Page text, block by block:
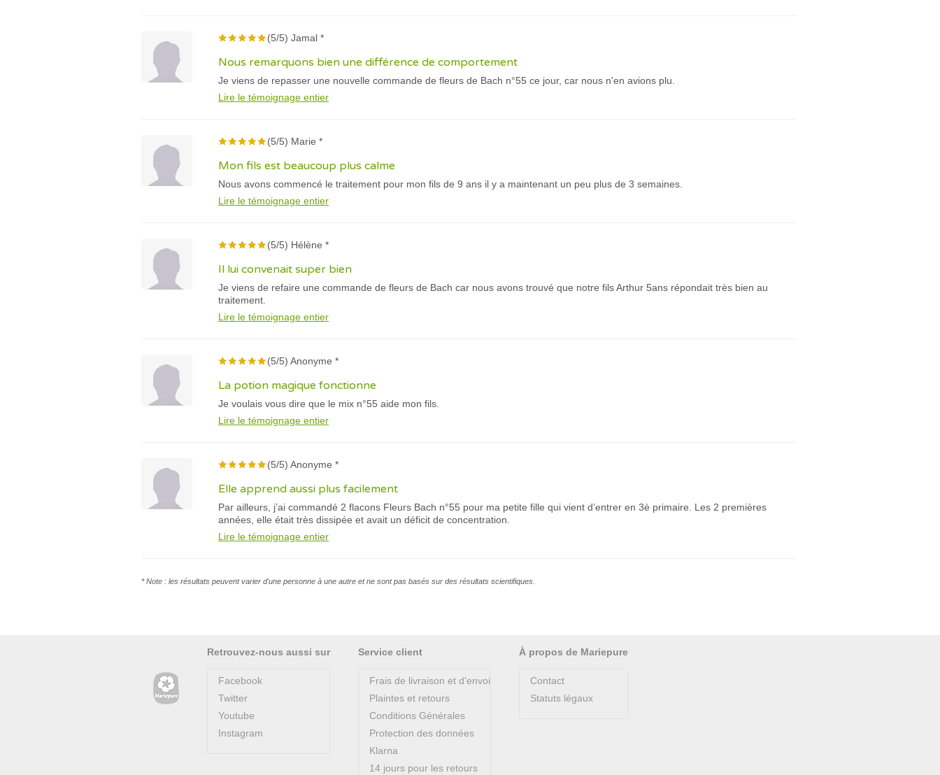
(5/5) Jamal *
Nous remarquons bien une différence de comportement
Je viens de repasser une nouvelle commande de fleurs de Bach n°55 ce jour, car nous n'en avions plu.
Lire le témoignage entier
(5/5) Marie *
Mon fils est beaucoup plus calme
Nous avons commencé le traitement pour mon fils de 9 ans il y a maintenant un peu plus de 3 semaines.
Lire le témoignage entier
(5/5) Hélène *
Il lui convenait super bien
Je viens de refaire une commande de fleurs de Bach car nous avons trouvé que notre fils Arthur 5ans répondait très bien au
traitement.
Lire le témoignage entier
(5/5) Anonyme *
La potion magique fonctionne
Je voulais vous dire que le mix n°55 aide mon fils.
Lire le témoignage entier
(5/5) Anonyme *
Elle apprend aussi plus facilement
Par ailleurs, j’ai commandé 2 flacons Fleurs Bach n°55 pour ma petite fille qui vient d’entrer en 3è primaire. Les 2 premières
années, elle était très dissipée et avait un déficit de concentration.
Lire le témoignage entier
* Note : les résultats peuvent varier d'une personne à une autre et ne sont pas basés sur des résultats scientifiques.
Retrouvez-nous aussi sur
Facebook
Twitter
Youtube
Instagram
Service client
Frais de livraison et d'envoi
Plaintes et retours
Conditions Générales
Protection des données
Klarna
14 jours pour les retours
À propos de Mariepure
Contact
Statuts légaux